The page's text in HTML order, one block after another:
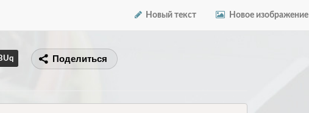
Новый текст Новое изображение
Поделиться